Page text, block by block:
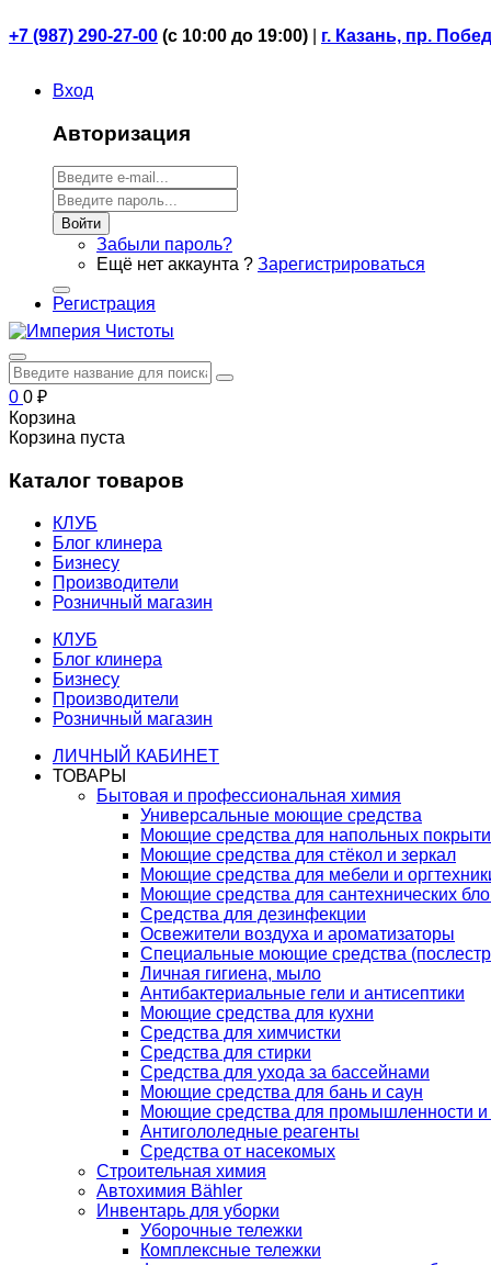
+7 (987) 290-27-00 (с 10:00 до 19:00) г. Казань, пр.
Вход
Авторизация
Войти
Забыли пароль?
Ещё нет аккаунта ? Зарегистрироваться
Регистрация
0 0 ₽
Корзина
Корзина пуста
Каталог товаров
КЛУБ
Блог клинера
Бизнесу
Производители
Розничный магазин
КЛУБ
Блог клинера
Бизнесу
Производители
Розничный магазин
ЛИЧНЫЙ КАБИНЕТ
ТОВАРЫ
Бытовая и профессиональная химия
Универсальные моющие средства
Моющие средства для напольных
Моющие средства для стёкол и зеркал
Моющие средства для мебели и
Моющие средства для сантехнических
Средства для дезинфекции
Освежители воздуха и ароматизаторы
Специальные моющие средства
Личная гигиена, мыло
Антибактериальные гели и антисептики
Моющие средства для кухни
Средства для химчистки
Средства для стирки
Средства для ухода за бассейнами
Моющие средства для бань и саун
Моющие средства для промышленности и
Антигололедные реагенты
Средства от насекомых
Строительная химия
Автохимия Bähler
Инвентарь для уборки
Уборочные тележки
Комплексные тележки